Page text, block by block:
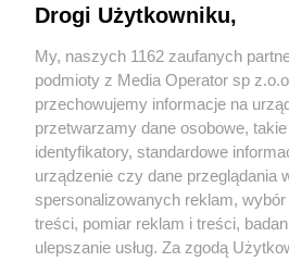
Wydawca mediówlokalnych
Nie zapomnij
zapoznać się z:
polityką prywatności regulamin
Twojemiasto
Drogi Użytkowniku,
My, naszych 1162 zaufanych
podmioty z Media Operator sp
przechowujemy informacje na
przetwarzamy dane osobowe,
identyfikatory, standardowe
urządzenie czy dane przeglądania
spersonalizowanych reklam,
treści, pomiar reklam i treści,
ulepszanie usług. Za zgodą